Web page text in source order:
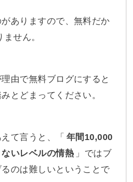
ありますので、無料だか
せん。
由で無料ブログにすると
とどまってください。
て言うと、「 年間10,000
いレベルの情熱 」ではブ
のは難しいということで